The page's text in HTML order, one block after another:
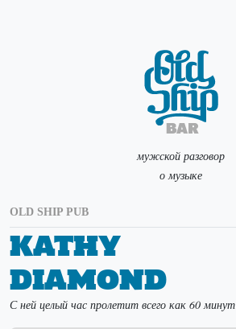
мужской разговор
о музыке
OLD SHIP PUB
Kathy
Diamond
С ней целый час пролетит всего как 60 минут